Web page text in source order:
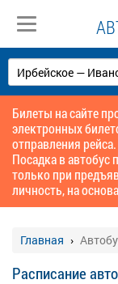
Билеты на сайте
электронных
отправления
Посадка в автобус
только при
личность, на
Главная
Расписание